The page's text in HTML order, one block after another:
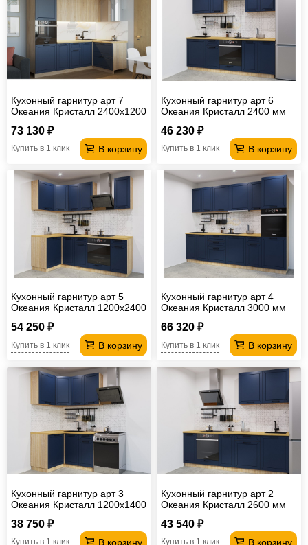
Кухонный гарнитур арт 7
Океания Кристалл 2400х1200
73 130 ₽
В корзину
Купить в 1 клик
Кухонный гарнитур арт 6
Океания Кристалл 2400 мм
46 230 ₽
В корзину
Купить в 1 клик
Кухонный гарнитур арт 5
Океания Кристалл 1200х2400
54 250 ₽
В корзину
Купить в 1 клик
Кухонный гарнитур арт 4
Океания Кристалл 3000 мм
66 320 ₽
В корзину
Купить в 1 клик
Кухонный гарнитур арт 3
Океания Кристалл 1200х1400
38 750 ₽
В корзину
Купить в 1 клик
Кухонный гарнитур арт 2
Океания Кристалл 2600 мм
43 540 ₽
В корзину
Купить в 1 клик